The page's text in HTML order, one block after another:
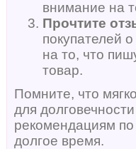
внимание на
Прочтите
покупателей
на то, что
товар.
Помните, что
для
рекомендациям по
долгое время.